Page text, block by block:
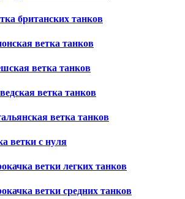
британских танков
ветка танков
ветка танков
ветка танков
ветка танков
ветки с нуля
ветки легких танков
ветки средних танков